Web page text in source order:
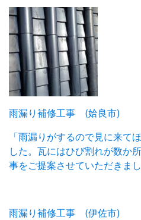
雨漏り補修工事 (姶良市)
「雨漏りがするので見に来て
した。瓦にはひび割れが数か
事をご提案させていただきまし
雨漏り補修工事 (伊佐市)